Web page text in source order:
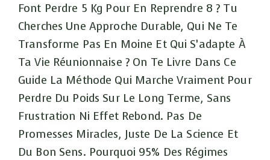
Font Perdre 5 Kg Pour En Reprendre 8 ? Tu
Cherches Une Approche Durable, Qui Ne Te
Transforme Pas En Moine Et Qui S’adapte À
Ta Vie Réunionnaise ? On Te Livre Dans Ce
Guide La Méthode Qui Marche Vraiment Pour
Perdre Du Poids Sur Le Long Terme, Sans
Frustration Ni Effet Rebond. Pas De
Promesses Miracles, Juste De La Science Et
Du Bon Sens. Pourquoi 95% Des Régimes